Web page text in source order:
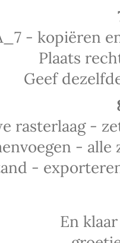
- kopiëren
Plaats
Geef
rasterlaag -
- alle
-
En